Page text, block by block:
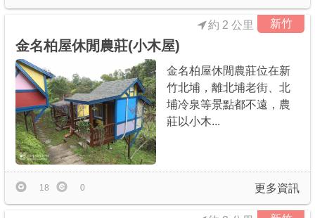
新竹
金名柏屋休閒農莊(小木屋)
約 2 公里
金名柏屋休閒農莊位在新
竹北埔，離北埔老街、北
埔冷泉等景點都不遠，農
莊以小木...
更多資訊
18 0